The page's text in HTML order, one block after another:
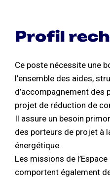
Profil
Ce poste nécessite une
l’ensemble des aides,
d’accompagnement des
projet de réduction de
Il assure un besoin
des porteurs de projet à
énergétique.
Les missions de
comportent également